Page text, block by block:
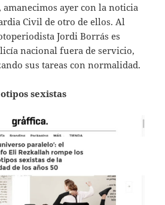
amanecimos ayer con la noticia
Civil de otro de ellos. Al
Jordi Borrás es
nacional fuera de servicio,
sus tareas con normalidad.
sexistas